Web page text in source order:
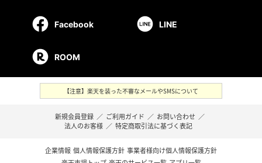
Facebook LINE
ROOM
【注意】楽天を装った不審なメールやSMSについて
新規会員登録 ／ ご利用ガイド ／ お問い合わせ ／
法人のお客様 ／ 特定商取引法に基づく表記
企業情報 個人情報保護方針 事業者様向け個人情報保護方針